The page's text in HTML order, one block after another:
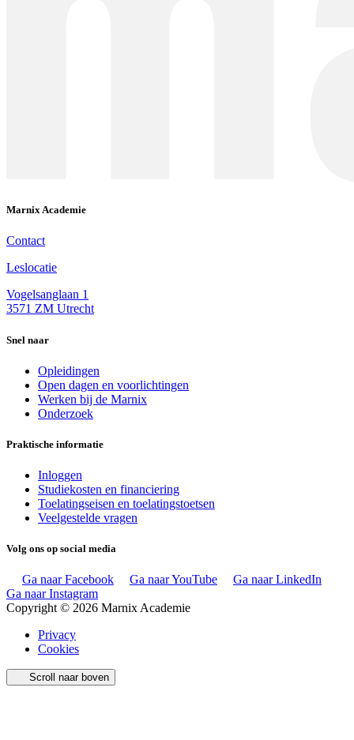
Marnix Academie
Contact
Leslocatie
Vogelsanglaan 1
3571 ZM Utrecht
Snel naar
Opleidingen
Open dagen en voorlichtingen
Werken bij de Marnix
Onderzoek
Praktische informatie
Inloggen
Studiekosten en financiering
Toelatingseisen en toelatingstoetsen
Veelgestelde vragen
Volg ons op social media
Ga naar Facebook Ga naar YouTube
Ga naar LinkedIn
Ga naar Instagram
Copyright © 2026 Marnix Academie
Privacy
Cookies
Scroll naar boven